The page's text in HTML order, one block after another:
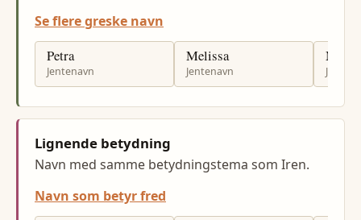
Se flere greske navn
Petra
Jentenavn
Melissa
Jentenavn
Maia
Lignende betydning
Navn med samme betydningstema som Iren.
Navn som betyr fred